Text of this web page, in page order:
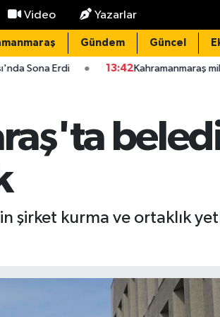
Video Yazarlar
Gündem Güncel
13:42Kahramanmaraş milletvekili
şirket kurma ve ortaklık